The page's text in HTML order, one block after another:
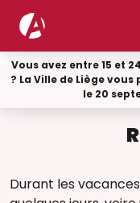
Vous avez entre 15 et
? La Ville de Liège
le 20
Durant les